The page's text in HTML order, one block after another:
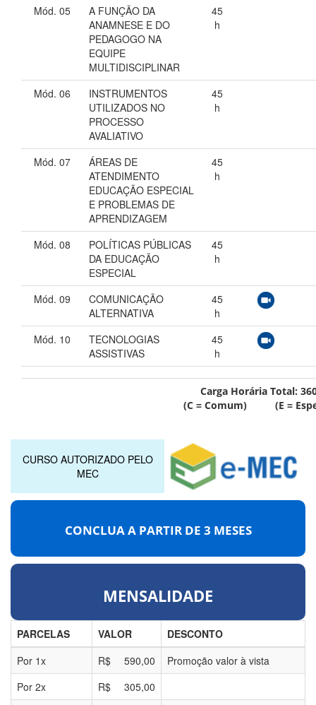
Mód. 05
A FUNÇÃO DA
ANAMNESE E DO
PEDAGOGO NA
EQUIPE
MULTIDISCIPLINAR
45
h
Mód. 06
INSTRUMENTOS
UTILIZADOS NO
PROCESSO
AVALIATIVO
45
h
Mód. 07
ÁREAS DE
ATENDIMENTO
EDUCAÇÃO ESPECIAL
E PROBLEMAS DE
APRENDIZAGEM
45
h
Mód. 08
POLÍTICAS PÚBLICAS
DA EDUCAÇÃO
ESPECIAL
45
h
Mód. 09
COMUNICAÇÃO
ALTERNATIVA
45
h
Mód. 10
TECNOLOGIAS
ASSISTIVAS
45
h
Carga Horária Total:
(C = Comum) (E =
CURSO AUTORIZADO PELO
MEC
CONCLUA A PARTIR DE 3 MESES
MENSALIDADE
PARCELAS VALOR
DESCONTO
Por 1x R$ 590,00
Promoção valor à vista
Por 2x R$
305,00